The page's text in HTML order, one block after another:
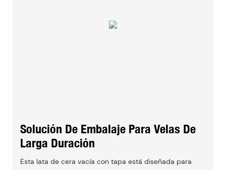
Solución De Embalaje Para Velas De
Larga Duración
Esta lata de cera vacía con tapa está diseñada para